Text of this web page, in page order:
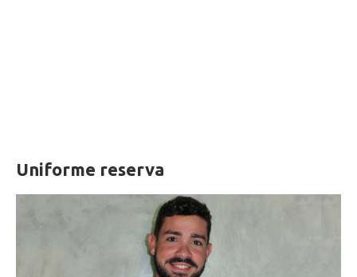
Uniforme reserva